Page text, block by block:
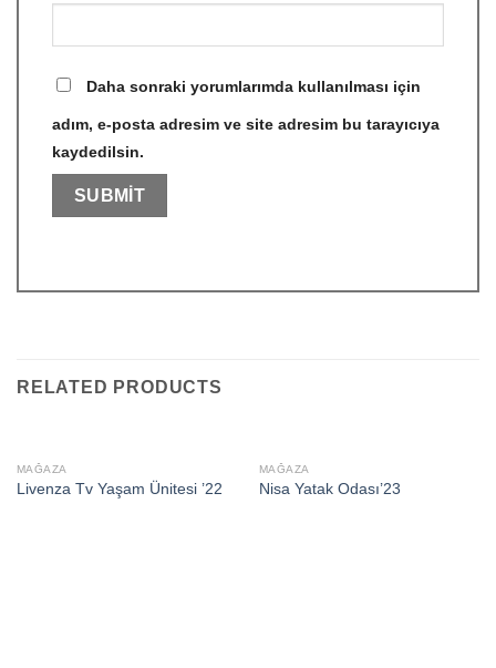
Daha sonraki yorumlarımda kullanılması için
adım, e-posta adresim ve site adresim bu tarayıcıya
kaydedilsin.
RELATED PRODUCTS
MAĞAZA
Livenza Tv Yaşam Ünitesi ’22
MAĞAZA
Nisa Yatak Odası’23